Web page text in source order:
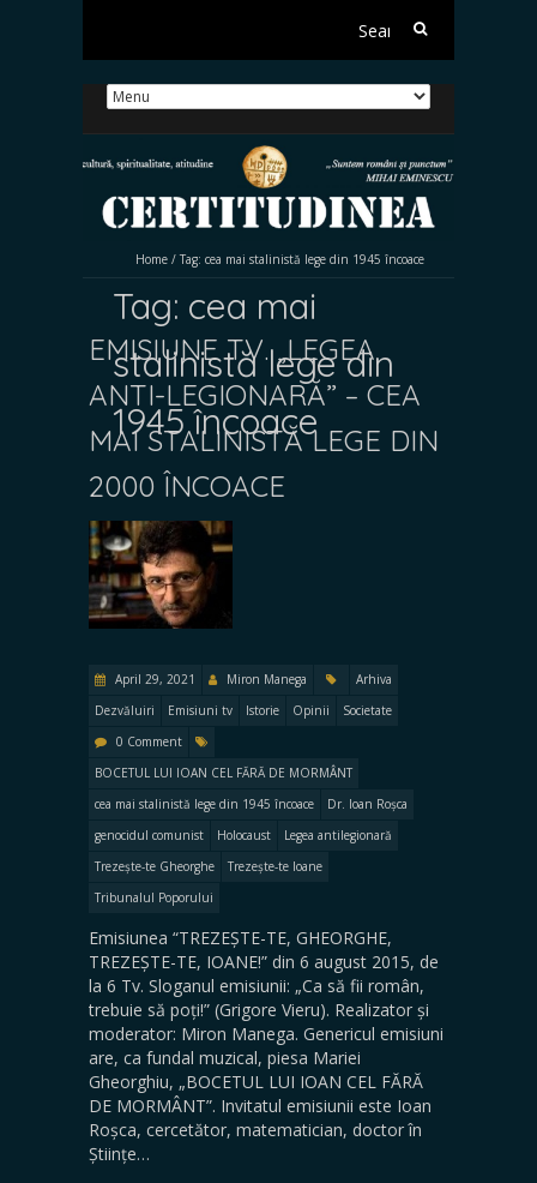
Search
Home / Tag: cea mai stalinistă lege din 1945 încoace
Tag: cea mai
stalinistă lege din
1945 încoace
EMISIUNE TV. „LEGEA
ANTI-LEGIONARĂ” – CEA
MAI STALINISTĂ LEGE DIN
2000 ÎNCOACE
April 29, 2021 Miron Manega
Arhiva
Dezvăluiri
Emisiuni tv Istorie Opinii
Societate
0 Comment
BOCETUL LUI IOAN CEL FĂRĂ DE MORMÂNT
cea mai stalinistă lege din 1945 încoace
Dr. Ioan Roșca
genocidul comunist
Holocaust
Legea antilegionară
Trezește-te Gheorghe
Trezește-te Ioane
Tribunalul Poporului
Emisiunea “TREZEȘTE-TE, GHEORGHE,
TREZEȘTE-TE, IOANE!” din 6 august 2015, de
la 6 Tv. Sloganul emisiunii: „Ca să fii român,
trebuie să poți!” (Grigore Vieru). Realizator și
moderator: Miron Manega. Genericul emisiuni
are, ca fundal muzical, piesa Mariei
Gheorghiu, „BOCETUL LUI IOAN CEL FĂRĂ
DE MORMÂNT”. Invitatul emisiunii este Ioan
Roșca, cercetător, matematician, doctor în
Științe…